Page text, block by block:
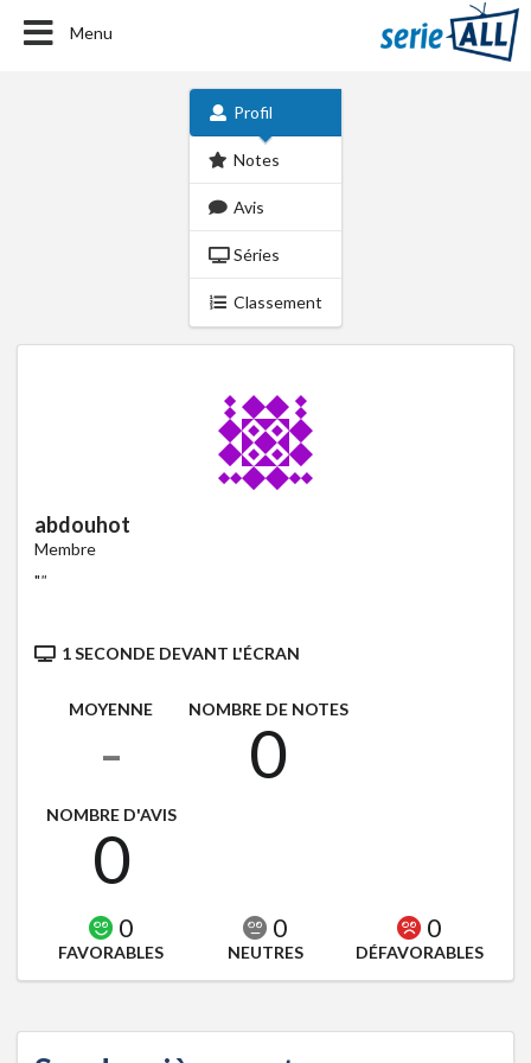
Menu
Profil
Notes
Avis
Séries
Classement
abdouhot
Membre
""
1 SECONDE DEVANT L'ÉCRAN
MOYENNE
-
NOMBRE DE NOTES
0
NOMBRE D'AVIS
0
0
FAVORABLES
0
NEUTRES
0
DÉFAVORABLES